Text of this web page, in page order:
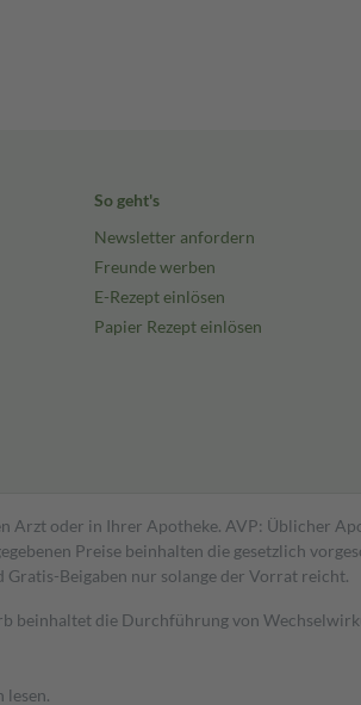
So geht's
Newsletter anfordern
Freunde werben
E-Rezept einlösen
Papier Rezept einlösen
Arzt oder in Ihrer Apotheke. AVP: Üblicher
Preise beinhalten die gesetzlich
Beigaben nur solange der Vorrat reicht.
die Durchführung von
lesen.